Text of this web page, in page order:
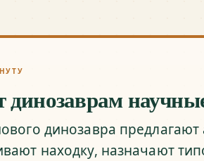
динозаврам
динозавра
находку, назначают